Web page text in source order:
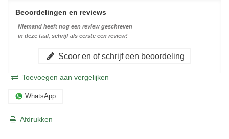
Beoordelingen en reviews
Niemand heeft nog een review geschreven
in deze taal, schrijf als eerste een review!
Scoor en of schrijf een beoordeling
Toevoegen aan vergelijken
WhatsApp
Afdrukken